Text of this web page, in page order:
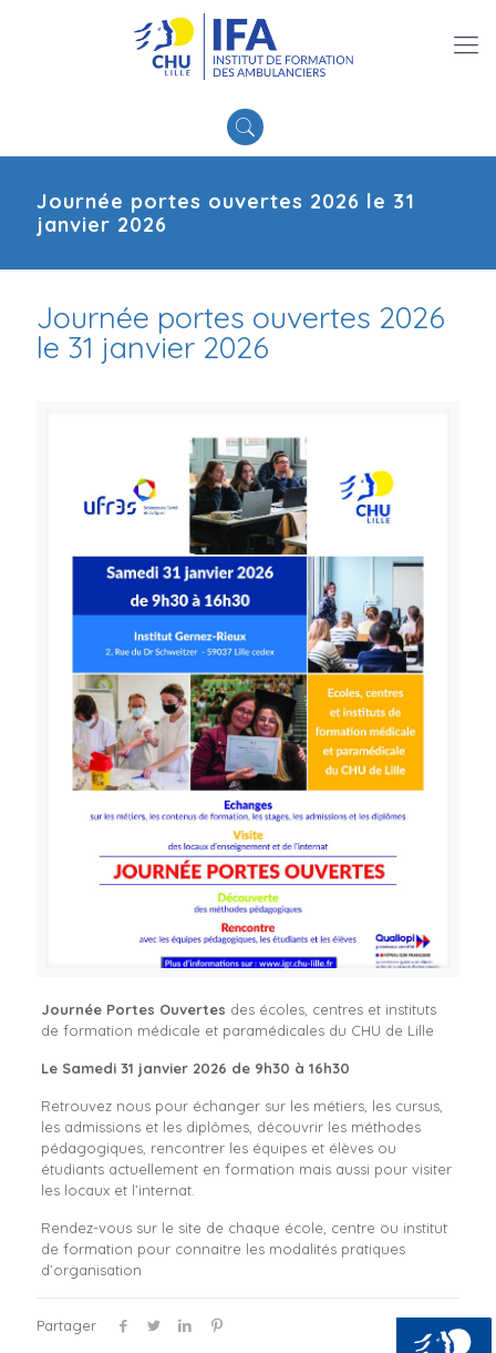
Journée portes ouvertes 2026 le 31
janvier 2026
Journée portes ouvertes 2026
le 31 janvier 2026
Journée Portes Ouvertes des écoles, centres et instituts
de formation médicale et paramédicales du CHU de Lille
Le Samedi 31 janvier 2026 de 9h30 à 16h30
Retrouvez nous pour échanger sur les métiers, les cursus,
les admissions et les diplômes, découvrir les méthodes
pédagogiques, rencontrer les équipes et élèves ou
étudiants actuellement en formation mais aussi pour visiter
les locaux et l’internat.
Rendez-vous sur le site de chaque école, centre ou institut
de formation pour connaitre les modalités pratiques
d’organisation
Partager